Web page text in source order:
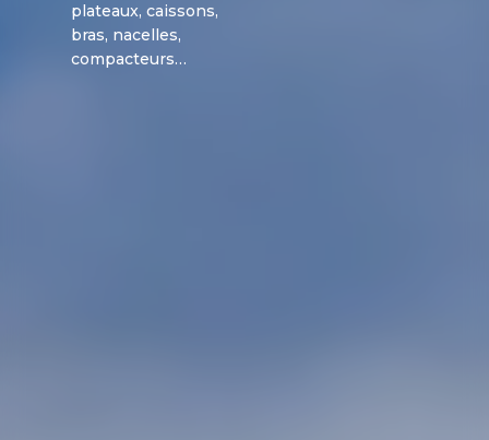
plateaux, caissons,
bras, nacelles,
compacteurs…